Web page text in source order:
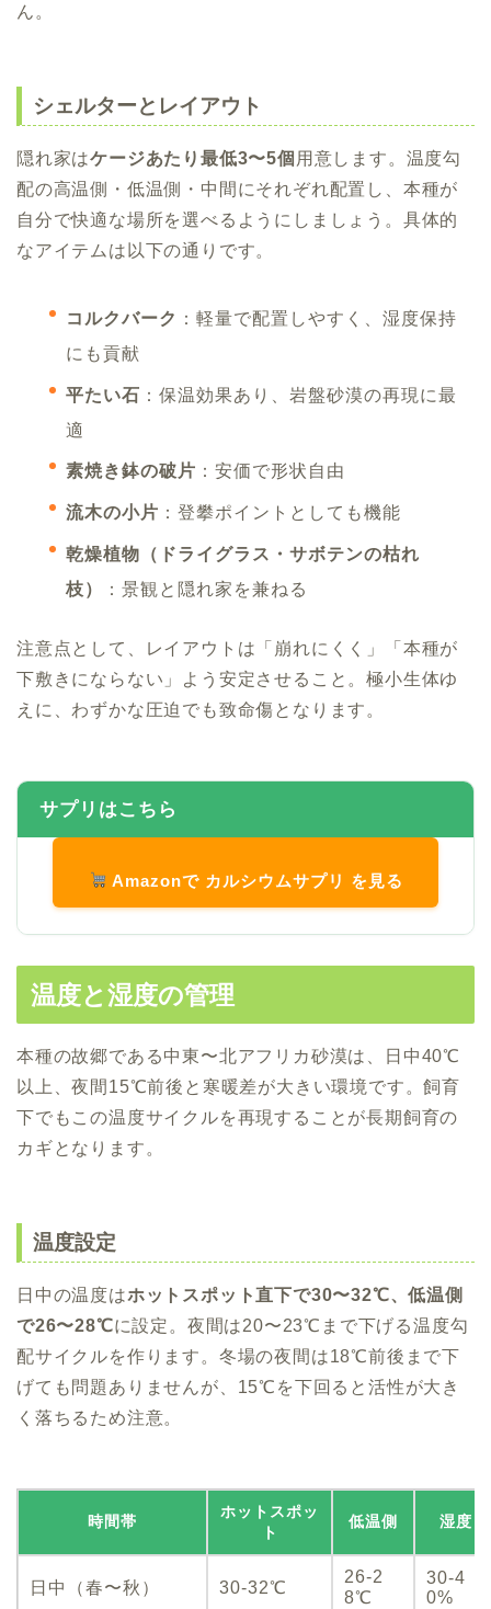
ん。
シェルターとレイアウト
隠れ家はケージあたり最低3〜5個 用意します。温度勾
配の高温側・低温側・中間にそれぞれ配置し、本種が
自分で快適な場所を選べるようにしましょう。具体的
なアイテムは以下の通りです。
コルクバーク ：軽量で配置しやすく、湿度保持
にも貢献
平たい石 ：保温効果あり、岩盤砂漠の再現に最
適
素焼き鉢の破片 ：安価で形状自由
流木の小片 ：登攀ポイントとしても機能
乾燥植物（ドライグラス・サボテンの枯れ
枝）
：景観と隠れ家を兼ねる
注意点として、レイアウトは「崩れにくく」「本種が
下敷きにならない」よう安定させること。極小生体ゆ
えに、わずかな圧迫でも致命傷となります。
サプリはこちら
Amazonで カルシウムサプリ を見る
温度と湿度の管理
本種の故郷である中東〜北アフリカ砂漠は、日中40℃
以上、夜間15℃前後と寒暖差が大きい環境です。飼育
下でもこの温度サイクルを再現することが長期飼育の
カギとなります。
温度設定
日中の温度はホットスポット直下で30〜32℃、低温側
で26〜28℃に設定。夜間は20〜23℃まで下げる温度勾
配サイクルを作ります。冬場の夜間は18℃前後まで下
げても問題ありませんが、15℃を下回ると活性が大き
く落ちるため注意。
時間帯
ホットスポッ
ト
低温側 湿度
日中（春〜秋） 30-32℃
26-2
8℃
30-4
0%